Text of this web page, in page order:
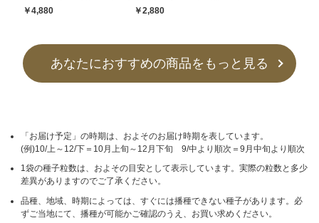
￥4,880
￥2,880
あなたにおすすめの商品をもっと見る
「お届け予定」の時期は、およそのお届け時期を表しています。
(例)10/上～12/下＝10月上旬～12月下旬 9/中より順次＝9月中旬より順次
1袋の種子粒数は、およその目安として表示しています。実際の粒数と多少
差異がありますのでご了承ください。
品種、地域、時期によっては、すぐには播種できない種子があります。必
ずご当地にて、播種が可能かご確認のうえ、お買い求めください。